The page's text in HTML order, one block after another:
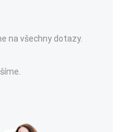
na všechny dotazy.